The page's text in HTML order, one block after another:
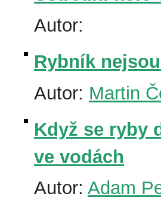
Autor:
Rybník
Autor: Martin
Když se ryby
ve vodách
Autor: Adam